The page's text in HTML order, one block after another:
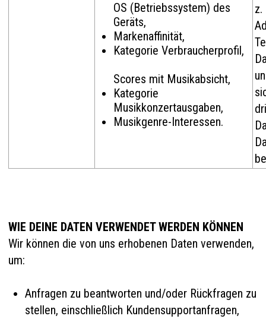
OS (Betriebssystem) des
Geräts,
Markenaffinität,
Kategorie Verbraucherprofil,
Scores mit Musikabsicht,
Kategorie
Musikkonzertausgaben,
Musikgenre-Interessen.
z.
WIE DEINE DATEN VERWENDET WERDEN KÖNNEN
Wir können die von uns erhobenen Daten verwenden,
um:
Anfragen zu beantworten und/oder Rückfragen zu
stellen, einschließlich Kundensupportanfragen,